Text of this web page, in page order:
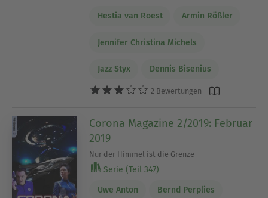
Hestia van Roest Armin Rößler
Jennifer Christina Michels
Jazz Styx Dennis Bisenius
2 Bewertungen
Corona Magazine 2/2019: Februar
2019
Nur der Himmel ist die Grenze
Serie (Teil 347)
Uwe Anton Bernd Perplies